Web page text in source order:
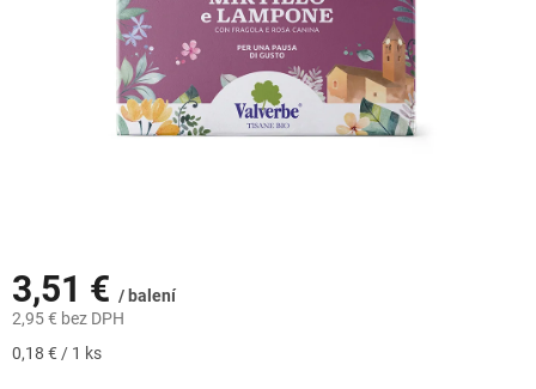
3,51 € / balení
2,95 € bez DPH
Jednotková
0,18 € / 1 ks